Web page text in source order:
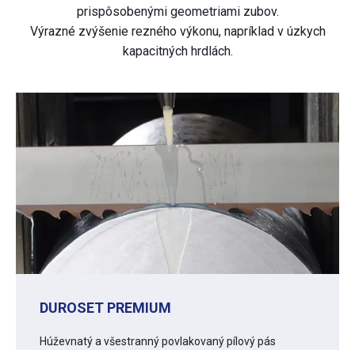
prispôsobenými geometriami zubov.
Výrazné zvýšenie rezného výkonu, napríklad v úzkych
kapacitných hrdlách.
DUROSET PREMIUM
Húževnatý a všestranný povlakovaný pílový pás